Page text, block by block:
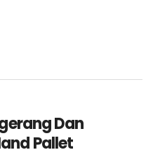
Dan
Pallet